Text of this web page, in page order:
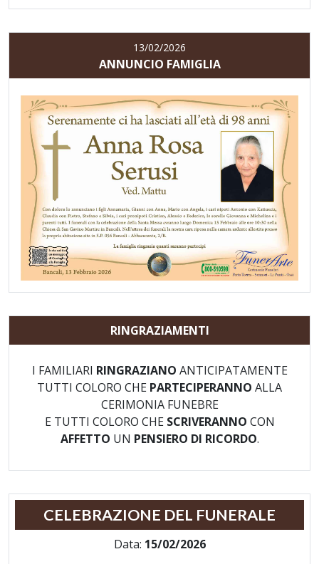
13/02/2026
ANNUNCIO FAMIGLIA
RINGRAZIAMENTI
I FAMILIARI RINGRAZIANO ANTICIPATAMENTE
TUTTI COLORO CHE PARTECIPERANNO ALLA
CERIMONIA FUNEBRE
E TUTTI COLORO CHE SCRIVERANNO CON
AFFETTO UN PENSIERO DI RICORDO.
CELEBRAZIONE DEL FUNERALE
Data: 15/02/2026